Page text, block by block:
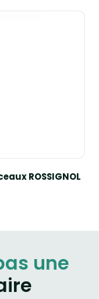
ROSSIGNOL
une